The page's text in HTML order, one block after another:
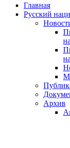
Главная
Русский
Архив